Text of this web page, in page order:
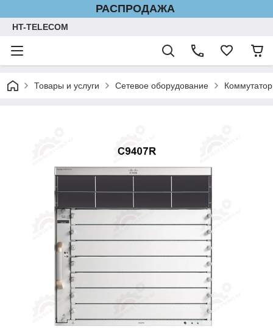
РАСПРОДАЖА
HT-TELECOM
Товары и услуги Сетевое оборудование